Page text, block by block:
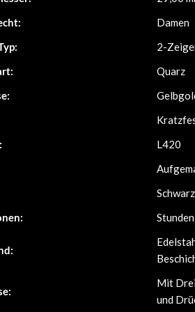
Damen
2-
Quarz
L420
Mit
und